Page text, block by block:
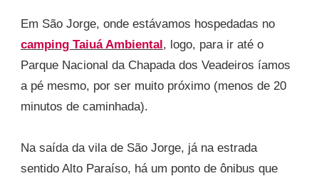
Em São Jorge, onde estávamos hospedadas no
camping Taiuá Ambiental, logo, para ir até o
Parque Nacional da Chapada dos Veadeiros íamos
a pé mesmo, por ser muito próximo (menos de 20
minutos de caminhada).
Na saída da vila de São Jorge, já na estrada
sentido Alto Paraíso, há um ponto de ônibus que